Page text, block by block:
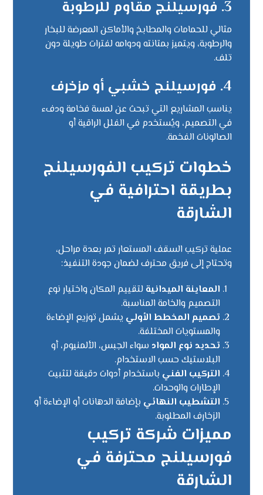
3. فورسيلنج مقاوم للرطوبة
مثالي للحمامات والمطابخ والأماكن المعرضة للبخار
والرطوبة، ويتميز بمتانته ودوامه لفترات طويلة دون
تلف.
4. فورسيلنج خشبي أو مزخرف
يناسب المشاريع التي تبحث عن لمسة فخامة ودفء
في التصميم، ويُستخدم في الفلل الراقية أو
الصالونات الفخمة.
خطوات تركيب الفورسيلنج
بطريقة احترافية في
الشارقة
عملية تركيب السقف المستعار تمر بعدة مراحل،
وتحتاج إلى فريق محترف لضمان جودة التنفيذ:
المعاينة الميدانية لتقييم المكان واختيار نوع
التصميم والخامة المناسبة.
تصميم المخطط الأولي يشمل توزيع الإضاءة
والمستويات المختلفة.
تحديد نوع المواد سواء الجبس، الألمنيوم، أو
البلاستيك حسب الاستخدام.
التركيب الفني باستخدام أدوات دقيقة لتثبيت
الإطارات والوحدات.
التشطيب النهائي بإضافة الدهانات أو الإضاءة أو
الزخارف المطلوبة.
مميزات شركة تركيب
فورسيلنج محترفة في
الشارقة